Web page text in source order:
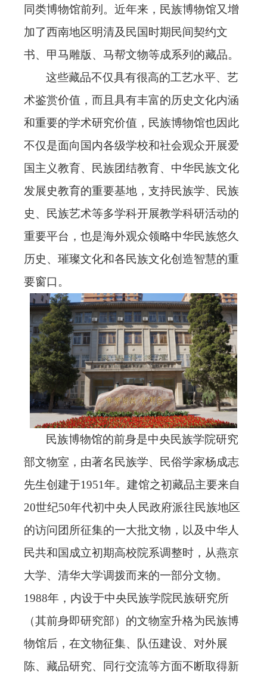
同类博物馆前列。近年来，民族博物馆又增
加了西南地区明清及民国时期民间契约文
书、甲马雕版、马帮文物等成系列的藏品。
这些藏品不仅具有很高的工艺水平、艺
术鉴赏价值，而且具有丰富的历史文化内涵
和重要的学术研究价值，民族博物馆也因此
不仅是面向国内各级学校和社会观众开展爱
国主义教育、民族团结教育、中华民族文化
发展史教育的重要基地，支持民族学、民族
史、民族艺术等多学科开展教学科研活动的
重要平台，也是海外观众领略中华民族悠久
历史、璀璨文化和各民族文化创造智慧的重
要窗口。
民族博物馆的前身是中央民族学院研究
部文物室，由著名民族学、民俗学家杨成志
先生创建于1951年。建馆之初藏品主要来自
20世纪50年代初中央人民政府派往民族地区
的访问团所征集的一大批文物，以及中华人
民共和国成立初期高校院系调整时，从燕京
大学、清华大学调拨而来的一部分文物。
1988年，内设于中央民族学院民族研究所
（其前身即研究部）的文物室升格为民族博
物馆后，在文物征集、队伍建设、对外展
陈、藏品研究、同行交流等方面不断取得新